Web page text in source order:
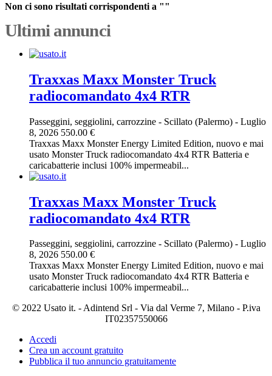
Non ci sono risultati corrispondenti a ""
Ultimi annunci
Traxxas Maxx Monster Truck
radiocomandato 4x4 RTR
Passeggini, seggiolini, carrozzine - Scillato (Palermo) - Luglio
8, 2026 550.00 €
Traxxas Maxx Monster Energy Limited Edition, nuovo e mai
usato Monster Truck radiocomandato 4x4 RTR Batteria e
caricabatterie inclusi 100% impermeabil...
Traxxas Maxx Monster Truck
radiocomandato 4x4 RTR
Passeggini, seggiolini, carrozzine - Scillato (Palermo) - Luglio
8, 2026 550.00 €
Traxxas Maxx Monster Energy Limited Edition, nuovo e mai
usato Monster Truck radiocomandato 4x4 RTR Batteria e
caricabatterie inclusi 100% impermeabil...
© 2022 Usato it. - Adintend Srl - Via dal Verme 7, Milano - P.iva
IT02357550066
Accedi
Crea un account gratuito
Pubblica il tuo annuncio gratuitamente